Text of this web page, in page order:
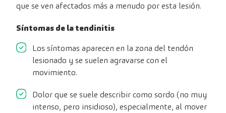
que se ven afectados más a menudo por esta lesión.
Síntomas de la tendinitis
Los síntomas aparecen en la zona del tendón
lesionado y se suelen agravarse con el
movimiento.
Dolor que se suele describir como sordo (no muy
intenso, pero insidioso), especialmente, al mover